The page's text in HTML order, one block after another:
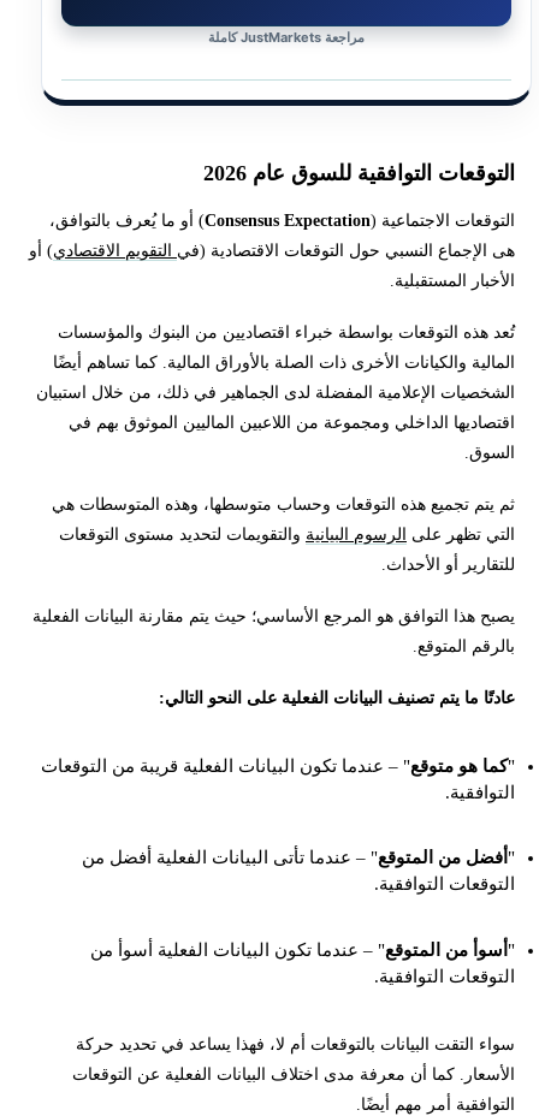
مراجعة JustMarkets كاملة
التوقعات التوافقية للسوق عام 2026
التوقعات الاجتماعية (Consensus Expectation) أو ما يُعرف بالتوافق،
هى الإجماع النسبي حول التوقعات الاقتصادية (في التقويم الاقتصادي) أو
الأخبار المستقبلية.
تُعد هذه التوقعات بواسطة خبراء اقتصاديين من البنوك والمؤسسات
المالية والكيانات الأخرى ذات الصلة بالأوراق المالية. كما تساهم أيضًا
الشخصيات الإعلامية المفضلة لدى الجماهير في ذلك، من خلال استبيان
اقتصاديها الداخلي ومجموعة من اللاعبين الماليين الموثوق بهم في
السوق.
ثم يتم تجميع هذه التوقعات وحساب متوسطها، وهذه المتوسطات هي
التي تظهر على الرسوم البيانية والتقويمات لتحديد مستوى التوقعات
للتقارير أو الأحداث.
يصبح هذا التوافق هو المرجع الأساسي؛ حيث يتم مقارنة البيانات الفعلية
بالرقم المتوقع.
عادتًا ما يتم تصنيف البيانات الفعلية على النحو التالي:
"كما هو متوقع" – عندما تكون البيانات الفعلية قريبة من التوقعات
التوافقية.
" أفضل من المتوقع" – عندما تأتى البيانات الفعلية أفضل من
التوقعات التوافقية.
" أسوأ من المتوقع" – عندما تكون البيانات الفعلية أسوأ من
التوقعات التوافقية.
سواء التقت البيانات بالتوقعات أم لا، فهذا يساعد في تحديد حركة
الأسعار. كما أن معرفة مدى اختلاف البيانات الفعلية عن التوقعات
التوافقية أمر مهم أيضًا.